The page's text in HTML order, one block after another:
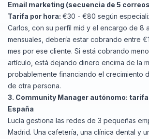
Email marketing (secuencia de 5
Tarifa por hora: €30 - €80 según
Carlos, con su perfil mid y el encargo de 8
mensuales, debería estar cobrando entre
mes por ese cliente. Si está cobrando
artículo, está dejando dinero encima de la
probablemente financiando el crecimiento
de otra persona.
3. Community Manager autónomo:
España
Lucía gestiona las redes de 3 pequeñas
Madrid. Una cafetería, una clínica dental y